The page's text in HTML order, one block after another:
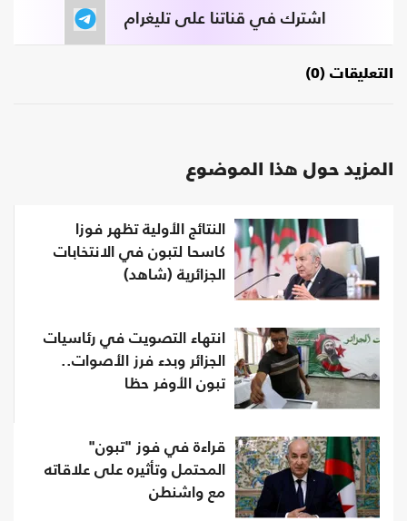
اشترك في قناتنا على تليغرام
التعليقات (0)
المزيد حول هذا الموضوع
النتائج الأولية تظهر فوزا
كاسحا لتبون في الانتخابات
الجزائرية (شاهد)
انتهاء التصويت في رئاسيات
الجزائر وبدء فرز الأصوات..
تبون الأوفر حظا
قراءة في فوز "تبون"
المحتمل وتأثيره على علاقاته
مع واشنطن